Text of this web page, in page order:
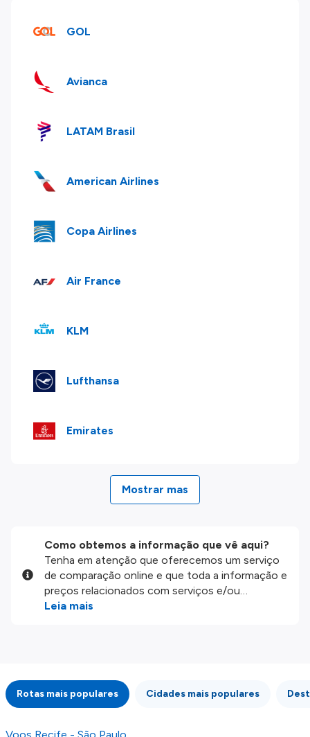
GOL
Avianca
LATAM Brasil
American Airlines
Copa Airlines
Air France
KLM
Lufthansa
Emirates
Mostrar mas
Como obtemos a informação que vê aqui?
Tenha em atenção que oferecemos um serviço
de comparação online e que toda a informação e
preços relacionados com serviços e/ou
produtos disponíveis no nosso website são
integridade ou pela precisão da informação
publicada, por isso verifique com atenção todas
as condições no website do parceiro antes de
Leia mais
Rotas mais populares Cidades mais populares